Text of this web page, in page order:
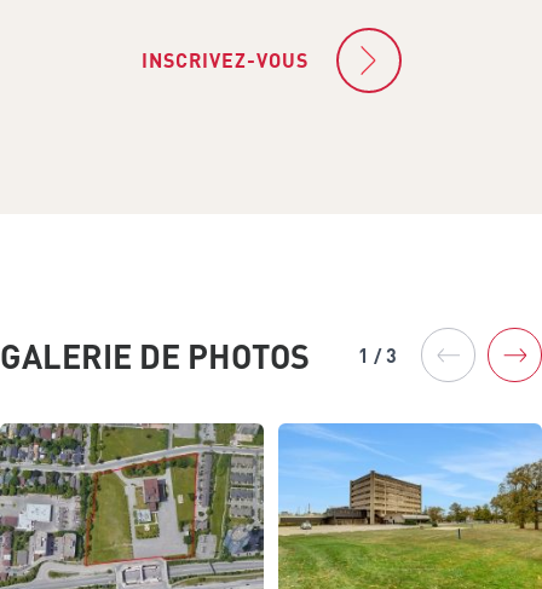
INSCRIVEZ-VOUS
GALERIE DE PHOTOS 1 / 3